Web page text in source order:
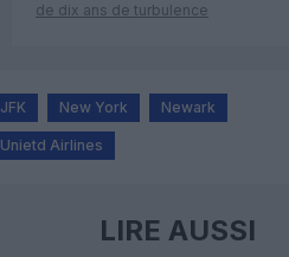
de dix ans de turbulence
JFK New York Newark
Unietd Airlines
LIRE AUSSI